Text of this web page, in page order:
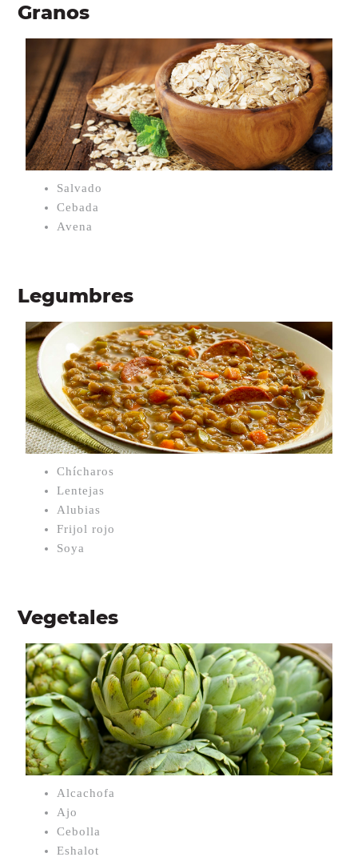
Granos
Salvado
Cebada
Avena
Legumbres
Chícharos
Lentejas
Alubias
Frijol rojo
Soya
Vegetales
Alcachofa
Ajo
Cebolla
Eshalot